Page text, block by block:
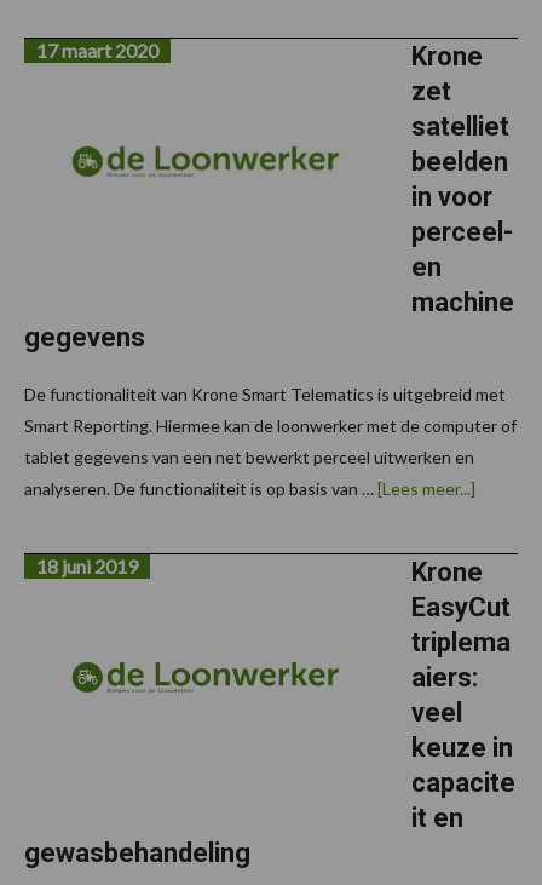
krijgen
update
Krone
zet
satelliet
beelden
in voor
perceel-
en
machine
gegevens
17 maart 2020
De functionaliteit van Krone Smart Telematics is uitgebreid met
Smart Reporting. Hiermee kan de loonwerker met de computer of
tablet gegevens van een net bewerkt perceel uitwerken en
analyseren. De functionaliteit is op basis van …[Lees meer...]
voor
perceel-
en
Krone
EasyCut
triplema
aiers:
veel
keuze in
capacite
it en
gewasbehandeling
18 juni 2019